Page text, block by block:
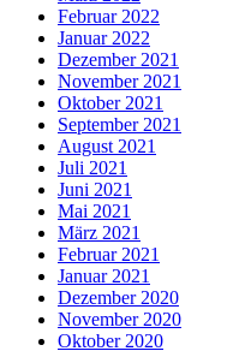
Februar 2022
Januar 2022
Dezember 2021
November 2021
Oktober 2021
September 2021
August 2021
Juli 2021
Juni 2021
Mai 2021
März 2021
Februar 2021
Januar 2021
Dezember 2020
November 2020
Oktober 2020